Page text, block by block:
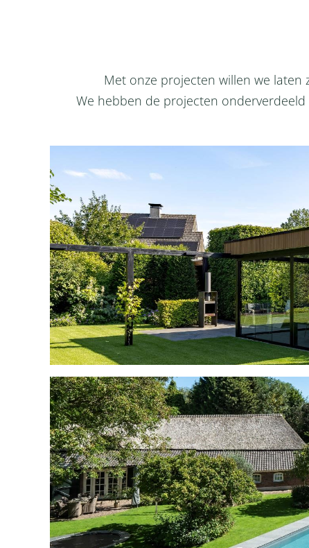
Met onze projecten willen we
We hebben de projecten